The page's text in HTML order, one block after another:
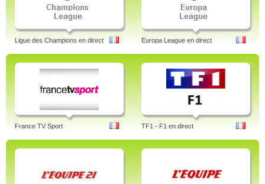
Ligue des Champions en direct Europa League en direct
France TV Sport TF1 - F1 en direct